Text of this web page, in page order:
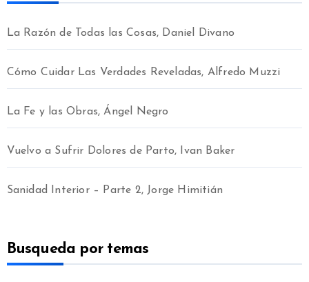
La Razón de Todas las Cosas, Daniel Divano
Cómo Cuidar Las Verdades Reveladas, Alfredo Muzzi
La Fe y las Obras, Ángel Negro
Vuelvo a Sufrir Dolores de Parto, Ivan Baker
Sanidad Interior – Parte 2, Jorge Himitián
Busqueda por temas